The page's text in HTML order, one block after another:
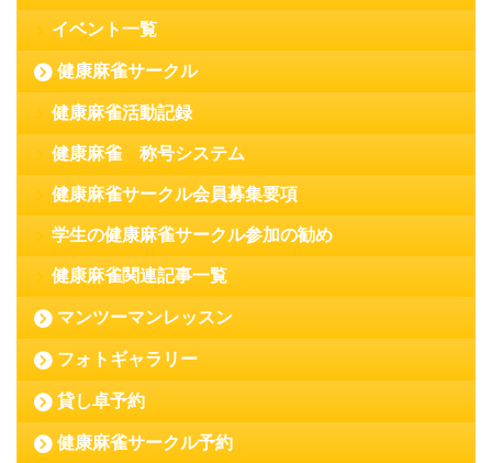
イベント一覧
健康麻雀サークル
健康麻雀活動記録
健康麻雀 称号システム
健康麻雀サークル会員募集要項
学生の健康麻雀サークル参加の勧め
健康麻雀関連記事一覧
マンツーマンレッスン
フォトギャラリー
貸し卓予約
健康麻雀サークル予約